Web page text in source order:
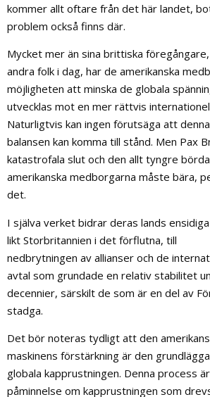
kommer allt oftare från det här landet,
problem också finns där.
Mycket mer än sina brittiska
andra folk i dag, har de amerikanska
möjligheten att minska de globala
utvecklas mot en mer rättvis
Naturligtvis kan ingen förutsäga att
balansen kan komma till stånd. Men Pax
katastrofala slut och den allt tyngre
amerikanska medborgarna måste bära,
det.
I själva verket bidrar deras lands
likt Storbritannien i det förflutna, till
nedbrytningen av allianser och de
avtal som grundade en relativ stabilitet
decennier, särskilt de som är en del av
stadga.
Det bör noteras tydligt att den
maskinens förstärkning är den
globala kapprustningen. Denna process
påminnelse om kapprustningen som